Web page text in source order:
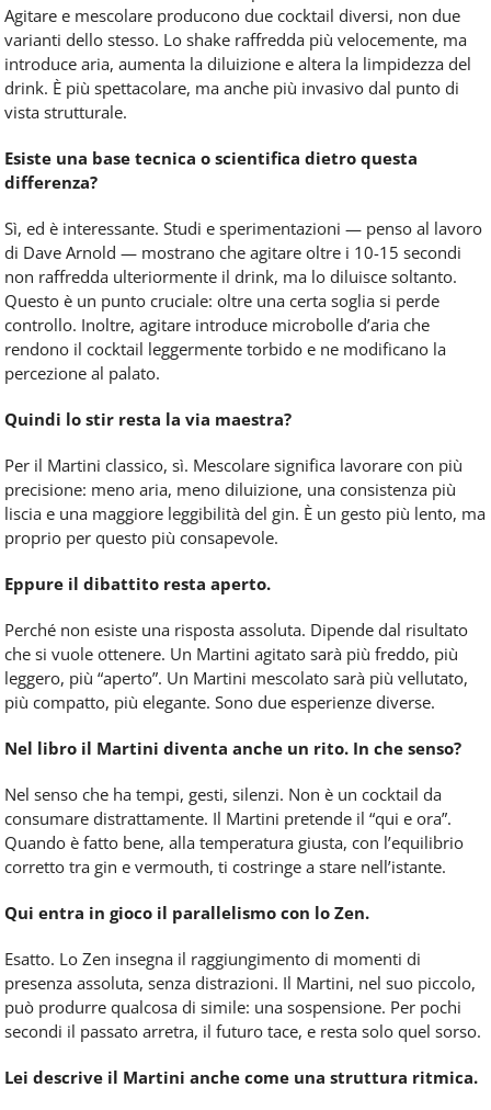
Agitare e mescolare producono due cocktail diversi, non due
varianti dello stesso. Lo shake raffredda più velocemente, ma
introduce aria, aumenta la diluizione e altera la limpidezza del
drink. È più spettacolare, ma anche più invasivo dal punto di
vista strutturale.
Esiste una base tecnica o scientifica dietro questa
differenza?
Sì, ed è interessante. Studi e sperimentazioni — penso al lavoro
di Dave Arnold — mostrano che agitare oltre i 10-15 secondi
non raffredda ulteriormente il drink, ma lo diluisce soltanto.
Questo è un punto cruciale: oltre una certa soglia si perde
controllo. Inoltre, agitare introduce microbolle d’aria che
rendono il cocktail leggermente torbido e ne modificano la
percezione al palato.
Quindi lo stir resta la via maestra?
Per il Martini classico, sì. Mescolare significa lavorare con più
precisione: meno aria, meno diluizione, una consistenza più
liscia e una maggiore leggibilità del gin. È un gesto più lento, ma
proprio per questo più consapevole.
Eppure il dibattito resta aperto.
Perché non esiste una risposta assoluta. Dipende dal risultato
che si vuole ottenere. Un Martini agitato sarà più freddo, più
leggero, più “aperto”. Un Martini mescolato sarà più vellutato,
più compatto, più elegante. Sono due esperienze diverse.
Nel libro il Martini diventa anche un rito. In che senso?
Nel senso che ha tempi, gesti, silenzi. Non è un cocktail da
consumare distrattamente. Il Martini pretende il “qui e ora”.
Quando è fatto bene, alla temperatura giusta, con l’equilibrio
corretto tra gin e vermouth, ti costringe a stare nell’istante.
Qui entra in gioco il parallelismo con lo Zen.
Esatto. Lo Zen insegna il raggiungimento di momenti di
presenza assoluta, senza distrazioni. Il Martini, nel suo piccolo,
può produrre qualcosa di simile: una sospensione. Per pochi
secondi il passato arretra, il futuro tace, e resta solo quel sorso.
Lei descrive il Martini anche come una struttura ritmica.